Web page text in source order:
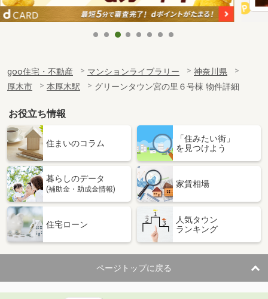
goo住宅・不動産 マンションライブラリー
神奈川県
厚木市
本厚木駅 グリーンタウン宮の里６号棟 物件詳細
お役立ち情報
住まいのコラム
「住みたい街」
を見つけよう
暮らしのデータ
(補助金・助成金情報)
家賃相場
住宅ローン
人気タウン
ランキング
ページトップに戻る